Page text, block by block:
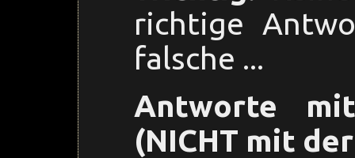
richtige
falsche ...
Antworte
(NICHT mit